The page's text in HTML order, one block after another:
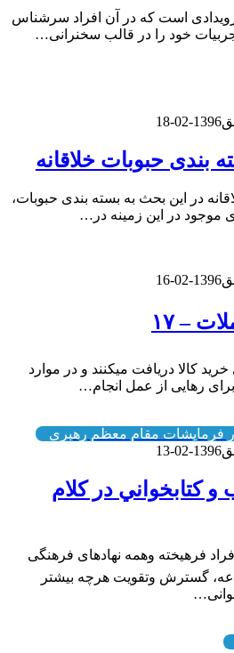
است که در آن افراد سرشناس
خود را در قالب سخنرانی…
1396-02-18
بندی حبوبات خلاقانه
در این بحث به بسته بندی حبوبات،
موجود در این زمینه در…
1396-02-16
– ۱۷
کالا دریافت میکنند و در موارد
رهایی از عمل انجام…
فرمایشات مقام معظم رهبری
1396-02-13
كتابخواني در كلام
فرهیخته وهمه نهادهای فرهنگی
گسترش وتقویت هرچه بیشتر